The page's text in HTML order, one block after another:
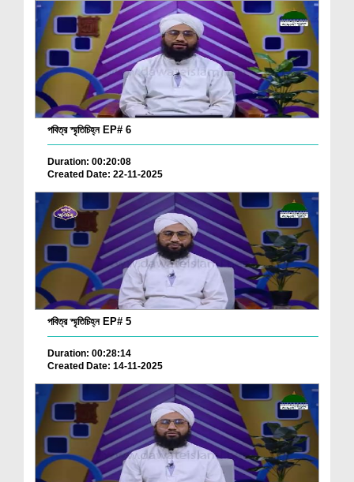
পবিত্র স্মৃতিচিহ্ন EP# 6
Duration: 00:20:08
Created Date: 22-11-2025
পবিত্র স্মৃতিচিহ্ন EP# 5
Duration: 00:28:14
Created Date: 14-11-2025